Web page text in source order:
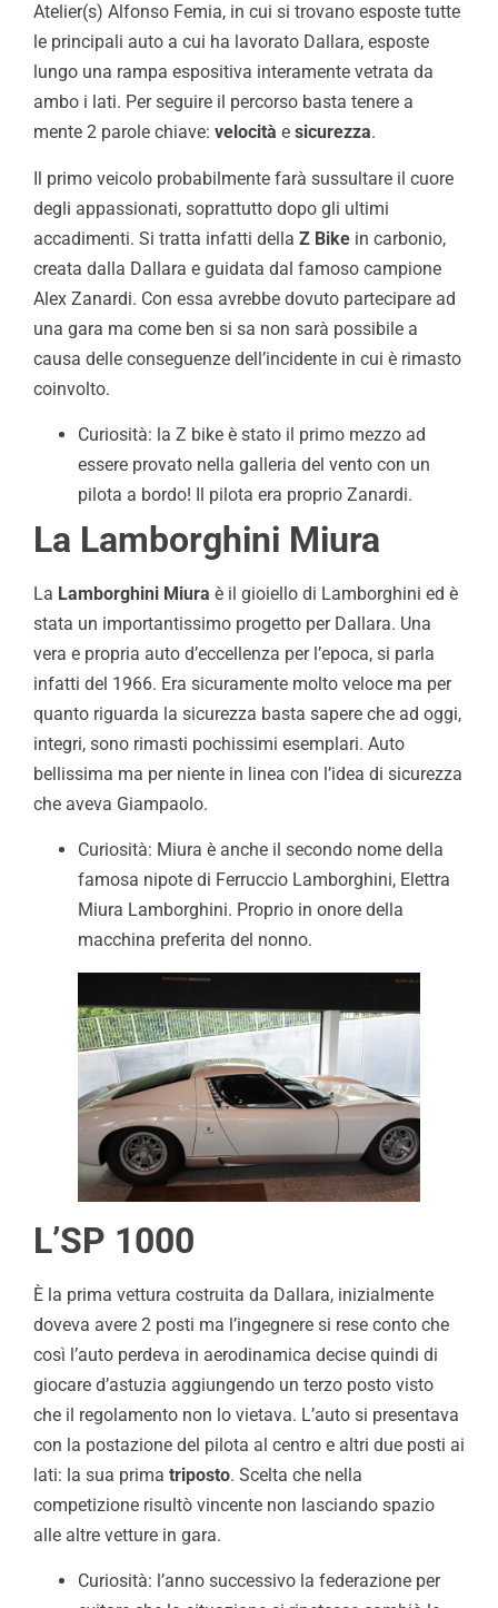
Atelier(s) Alfonso Femia, in cui si trovano esposte tutte
le principali auto a cui ha lavorato Dallara, esposte
lungo una rampa espositiva interamente vetrata da
ambo i lati. Per seguire il percorso basta tenere a
mente 2 parole chiave: velocità e sicurezza.
Il primo veicolo probabilmente farà sussultare il cuore
degli appassionati, soprattutto dopo gli ultimi
accadimenti. Si tratta infatti della Z Bike in carbonio,
creata dalla Dallara e guidata dal famoso campione
Alex Zanardi. Con essa avrebbe dovuto partecipare ad
una gara ma come ben si sa non sarà possibile a
causa delle conseguenze dell’incidente in cui è rimasto
coinvolto.
Curiosità: la Z bike è stato il primo mezzo ad
essere provato nella galleria del vento con un
pilota a bordo! Il pilota era proprio Zanardi.
La Lamborghini Miura
La Lamborghini Miura è il gioiello di Lamborghini ed è
stata un importantissimo progetto per Dallara. Una
vera e propria auto d’eccellenza per l’epoca, si parla
infatti del 1966. Era sicuramente molto veloce ma per
quanto riguarda la sicurezza basta sapere che ad oggi,
integri, sono rimasti pochissimi esemplari. Auto
bellissima ma per niente in linea con l’idea di sicurezza
che aveva Giampaolo.
Curiosità: Miura è anche il secondo nome della
famosa nipote di Ferruccio Lamborghini, Elettra
Miura Lamborghini. Proprio in onore della
macchina preferita del nonno.
L’SP 1000
È la prima vettura costruita da Dallara, inizialmente
doveva avere 2 posti ma l’ingegnere si rese conto che
così l’auto perdeva in aerodinamica decise quindi di
giocare d’astuzia aggiungendo un terzo posto visto
che il regolamento non lo vietava. L’auto si presentava
con la postazione del pilota al centro e altri due posti ai
lati: la sua prima triposto. Scelta che nella
competizione risultò vincente non lasciando spazio
alle altre vetture in gara.
Curiosità: l’anno successivo la federazione per